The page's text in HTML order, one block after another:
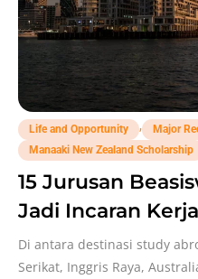
Life and Opportunity Major
Manaaki New Zealand Scholarship
15 Jurusan
Jadi Incaran
Di antara destinasi study
Serikat, Inggris Raya,